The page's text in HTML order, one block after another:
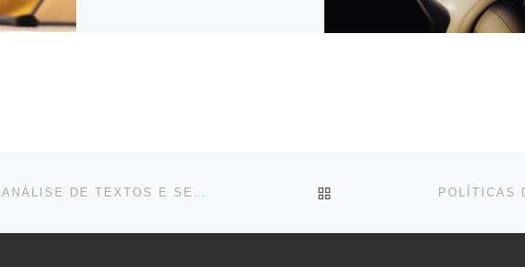
LINGUÍSTICA COMPUTACIONAL NA ANÁLISE DE TEXTOS E SENTIMENTOS BACK TO POST LIST